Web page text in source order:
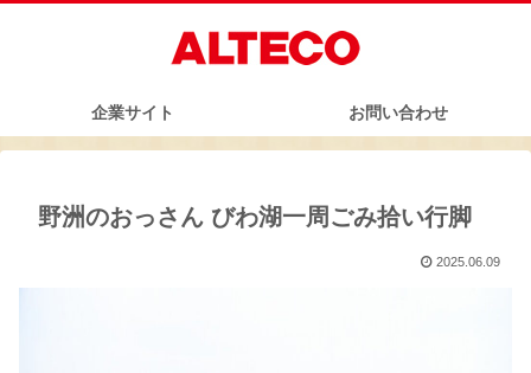
企業サイト お問い合わせ
野洲のおっさん びわ湖一周ごみ拾い行脚
2025.06.09